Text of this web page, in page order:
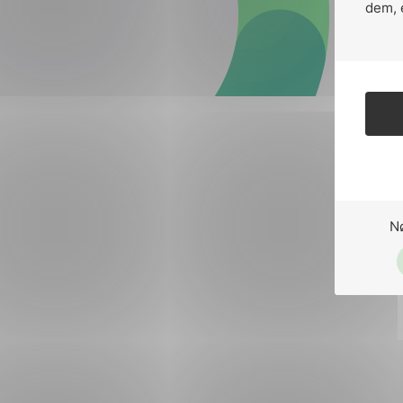
dem,
Forsvar og beredskap
Industri og automatisering
Lavspenning
Maritime elinstallasjoner